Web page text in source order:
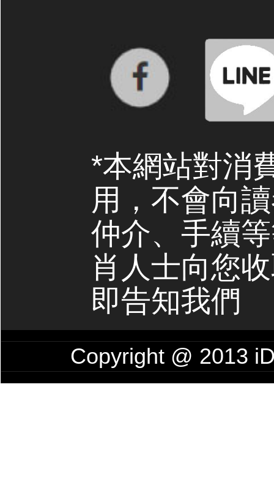
*本網站對消
用，不會向
仲介、手續
肖人士向您
即告知我們
Copyright @ 2013